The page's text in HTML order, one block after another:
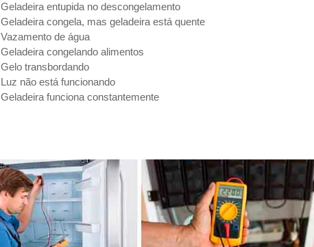
Geladeira entupida no descongelamento
Geladeira congela, mas geladeira está quente
Vazamento de água
Geladeira congelando alimentos
Gelo transbordando
Luz não está funcionando
Geladeira funciona constantemente